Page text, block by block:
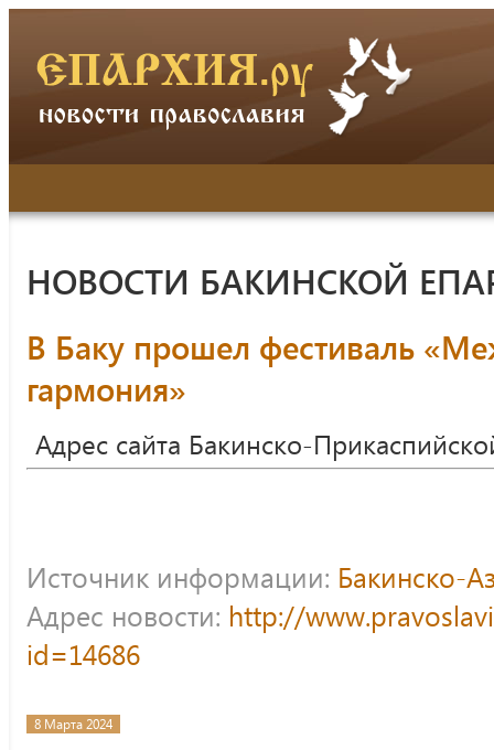
НОВОСТИ БАКИНСКОЙ
В Баку прошел фестиваль
гармония»
Адрес сайта Бакинско-
Источник информации: Бакинско-
Адрес новости: http://
id=14686
8 Марта 2024